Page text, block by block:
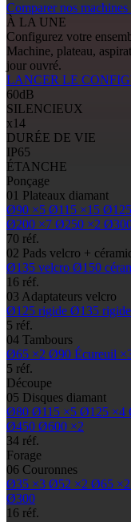
Comparer nos
À LA UNE
Configurez votre
Machine, plateau,
jour ouvré.
LANCER LE
60dB
SILENCIEUX
x14
DURÉE DE VIE
IP65
ÉTANCHE
Ponçage
01 Plateaux diamant
Ø90 ×5 Ø115 ×15 Ø125
Ø200 ×7 Ø250 ×2
70 réf.
02 Pads velcro +
Ø135 velcro Ø150
16 réf.
03 Adaptateurs velcro
Ø125 rigide Ø135
5 réf.
04 Tambours
Ø65 ×2 Ø90 Écureuil
5 réf.
Découpe
05 Disques diamant
Ø80 Ø115 ×5 Ø125 ×4
Ø450 Ø600 ×2
34 réf.
Forage
06 Couronnes
Ø35 ×3 Ø52 ×2 Ø65 ×2
Ø300
16 réf.